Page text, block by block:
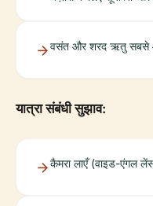
वसंत और शरद ऋतु सबसे
यात्रा संबंधी सुझाव:
कैमरा लाएँ (वाइड-एंगल